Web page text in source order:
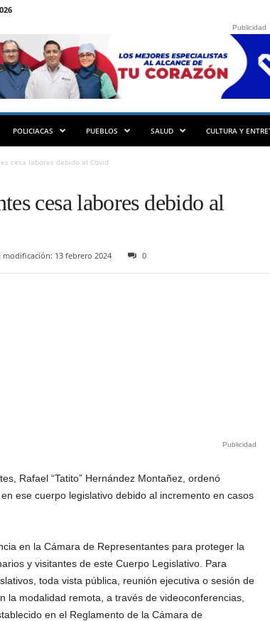
Publicidad
POLICIACAS PUEBLOS SALUD CULTURA Y
cesa labores debido al Covid
cesa labores debido al
modificación: 13 febrero 2024 0
Publicidad
Rafael “Tatito” Hernández Montañez, ordenó
ese cuerpo legislativo debido al incremento en casos
en la Cámara de Representantes para proteger la
y visitantes de este Cuerpo Legislativo. Para
toda vista pública, reunión ejecutiva o sesión de
la modalidad remota, a través de videoconferencias,
en el Reglamento de la Cámara de